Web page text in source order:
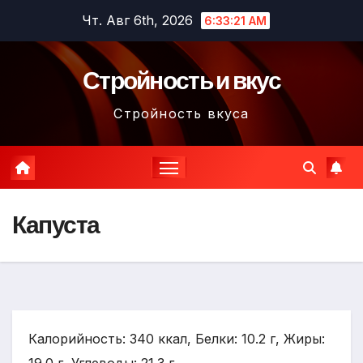
содержимому
Чт. Авг 6th, 2026 6:33:22 AM
Стройность и вкус
Стройность вкуса
Капуста
Калорийность: 340 ккал, Белки: 10.2 г, Жиры: